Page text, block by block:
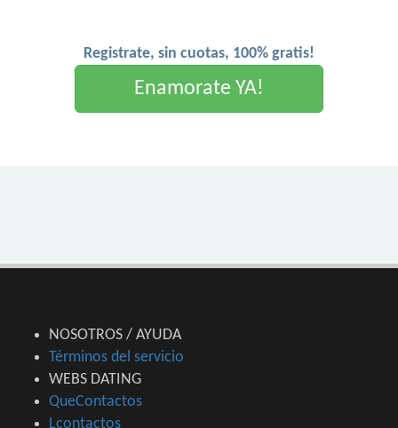
Registrate, sin cuotas, 100% gratis!
Enamorate YA!
NOSOTROS / AYUDA
Términos del servicio
WEBS DATING
QueContactos
Lcontactos